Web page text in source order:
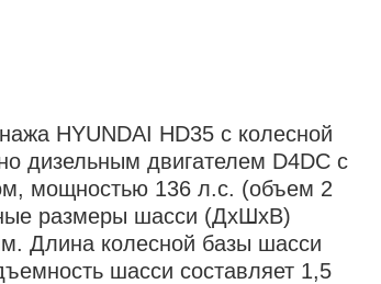
HYUNDAI HD35 с колесной
дизельным двигателем D4DС с
мощностью 136 л.с. (объем 2
размеры шасси (ДхШхВ)
Длина колесной базы шасси
шасси составляет 1,5